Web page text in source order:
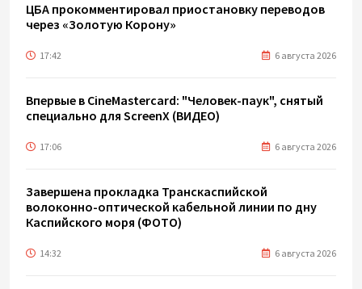
ЦБА прокомментировал приостановку переводов
через «Золотую Корону»
17:42 6 августа 2026
Впервые в CineMastercard: "Человек-паук", снятый
специально для ScreenX (ВИДЕО)
17:06 6 августа 2026
Завершена прокладка Транскаспийской
волоконно-оптической кабельной линии по дну
Каспийского моря (ФОТО)
14:32 6 августа 2026